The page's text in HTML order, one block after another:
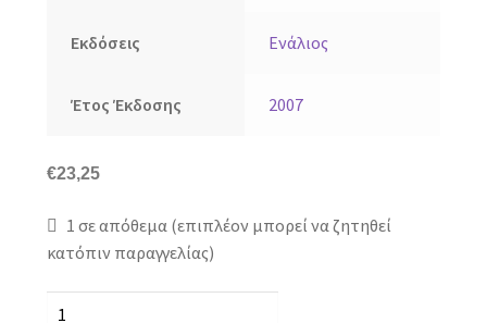
Εκδόσεις Ενάλιος
Έτος Έκδοσης 2007
€23,25
1 σε απόθεμα (επιπλέον μπορεί να ζητηθεί
κατόπιν παραγγελίας)